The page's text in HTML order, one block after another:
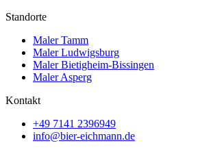
Standorte
Maler Tamm
Maler Ludwigsburg
Maler Bietigheim-Bissingen
Maler Asperg
Kontakt
+49 7141 2396949
info@bier-eichmann.de